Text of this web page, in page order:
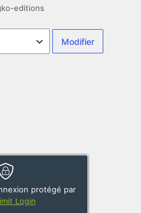
protégé par
Login
editions